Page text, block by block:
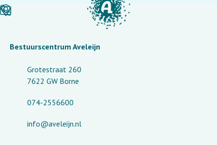
Bestuurscentrum Aveleijn
Grotestraat 260
7622 GW Borne
074-2556600
info@aveleijn.nl